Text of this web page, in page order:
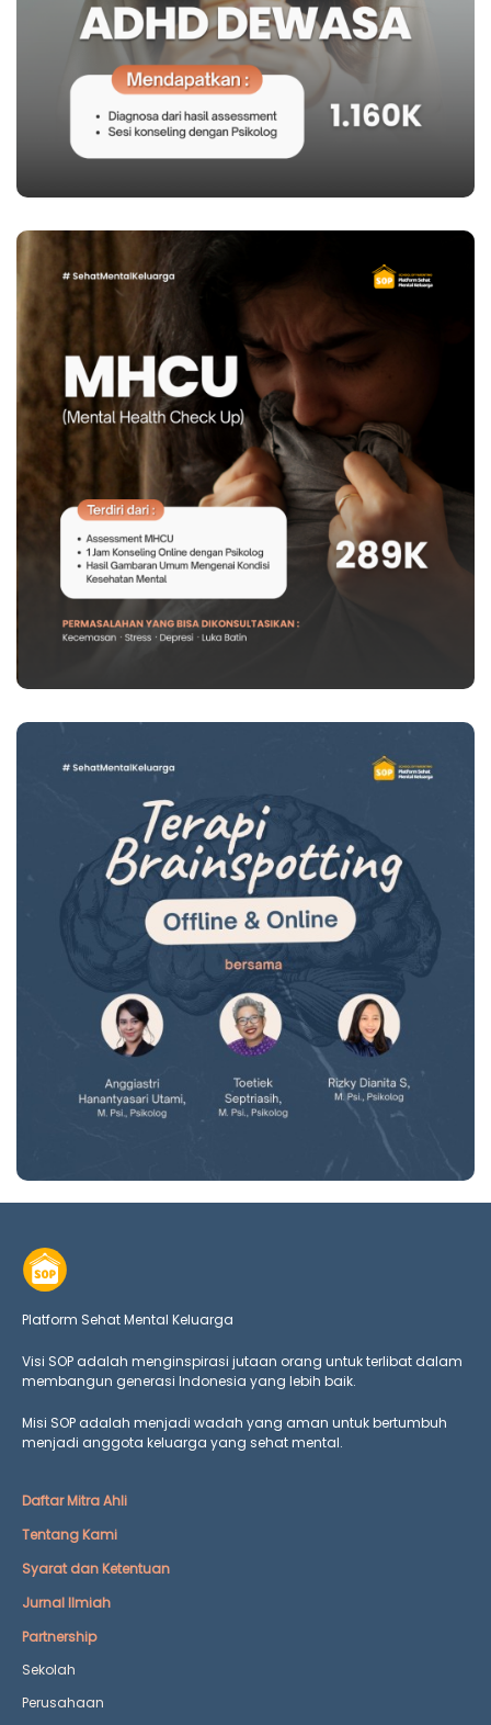
Platform Sehat Mental Keluarga
Visi SOP adalah menginspirasi jutaan orang untuk terlibat dalam
membangun generasi Indonesia yang lebih baik.
Misi SOP adalah menjadi wadah yang aman untuk bertumbuh
menjadi anggota keluarga yang sehat mental.
Daftar Mitra Ahli
Tentang Kami
Syarat dan Ketentuan
Jurnal Ilmiah
Partnership
Sekolah
Perusahaan